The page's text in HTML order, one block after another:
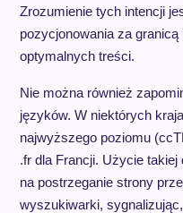
Zrozumienie tych intencji
pozycjonowania za
optymalnych treści.
Nie można również
języków. W niektórych
najwyższego poziomu
.fr dla Francji. Użycie
na postrzeganie strony
wyszukiwarki,